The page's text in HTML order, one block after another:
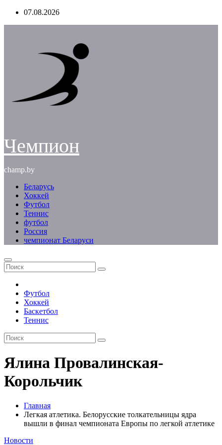
Перейти07.08.2026
Чемпион
champ.by
Беларусь
Хоккей
Футбол
Теннис
футбол
Россия
чемпионат Беларуси
Футбол
Хоккей
Баскетбол
Теннис
Ялина Провалинская-
Корольчик
Главная
Легкая атлетика. Белорусские толкательницы ядра
вышли в финал чемпионата Европы по легкой атлетике
Новости